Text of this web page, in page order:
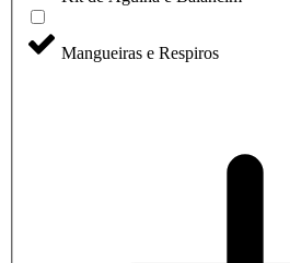
Mangueiras e Respiros